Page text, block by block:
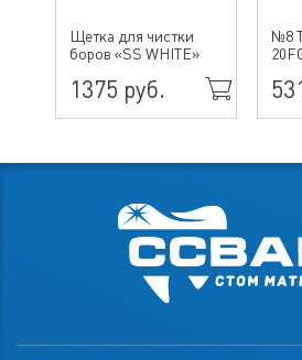
Щетка для чистки
боров «SS WHITE»
1375 руб.
№8